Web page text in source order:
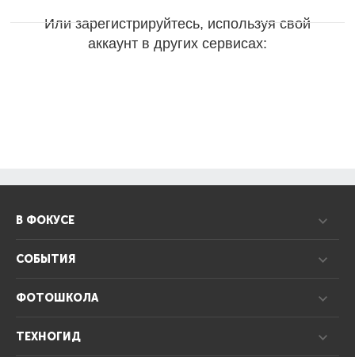
Или зарегистрируйтесь, используя свой
аккаунт в других сервисах:
В ФОКУСЕ
СОБЫТИЯ
ФОТОШКОЛА
ТЕХНОГИД